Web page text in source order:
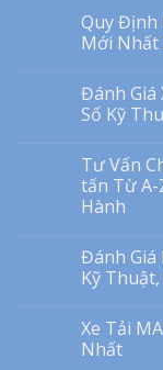
Quy Định
Mới Nhất
Đánh Giá
Số Kỹ
Tư Vấn
tấn Từ A-
Hành
Đánh Giá
Kỹ
Xe Tải
Nhất